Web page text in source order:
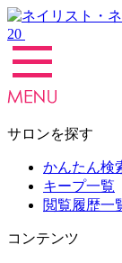
20
サロンを探す
かんたん検
キープ一覧
閲覧履歴一
コンテンツ